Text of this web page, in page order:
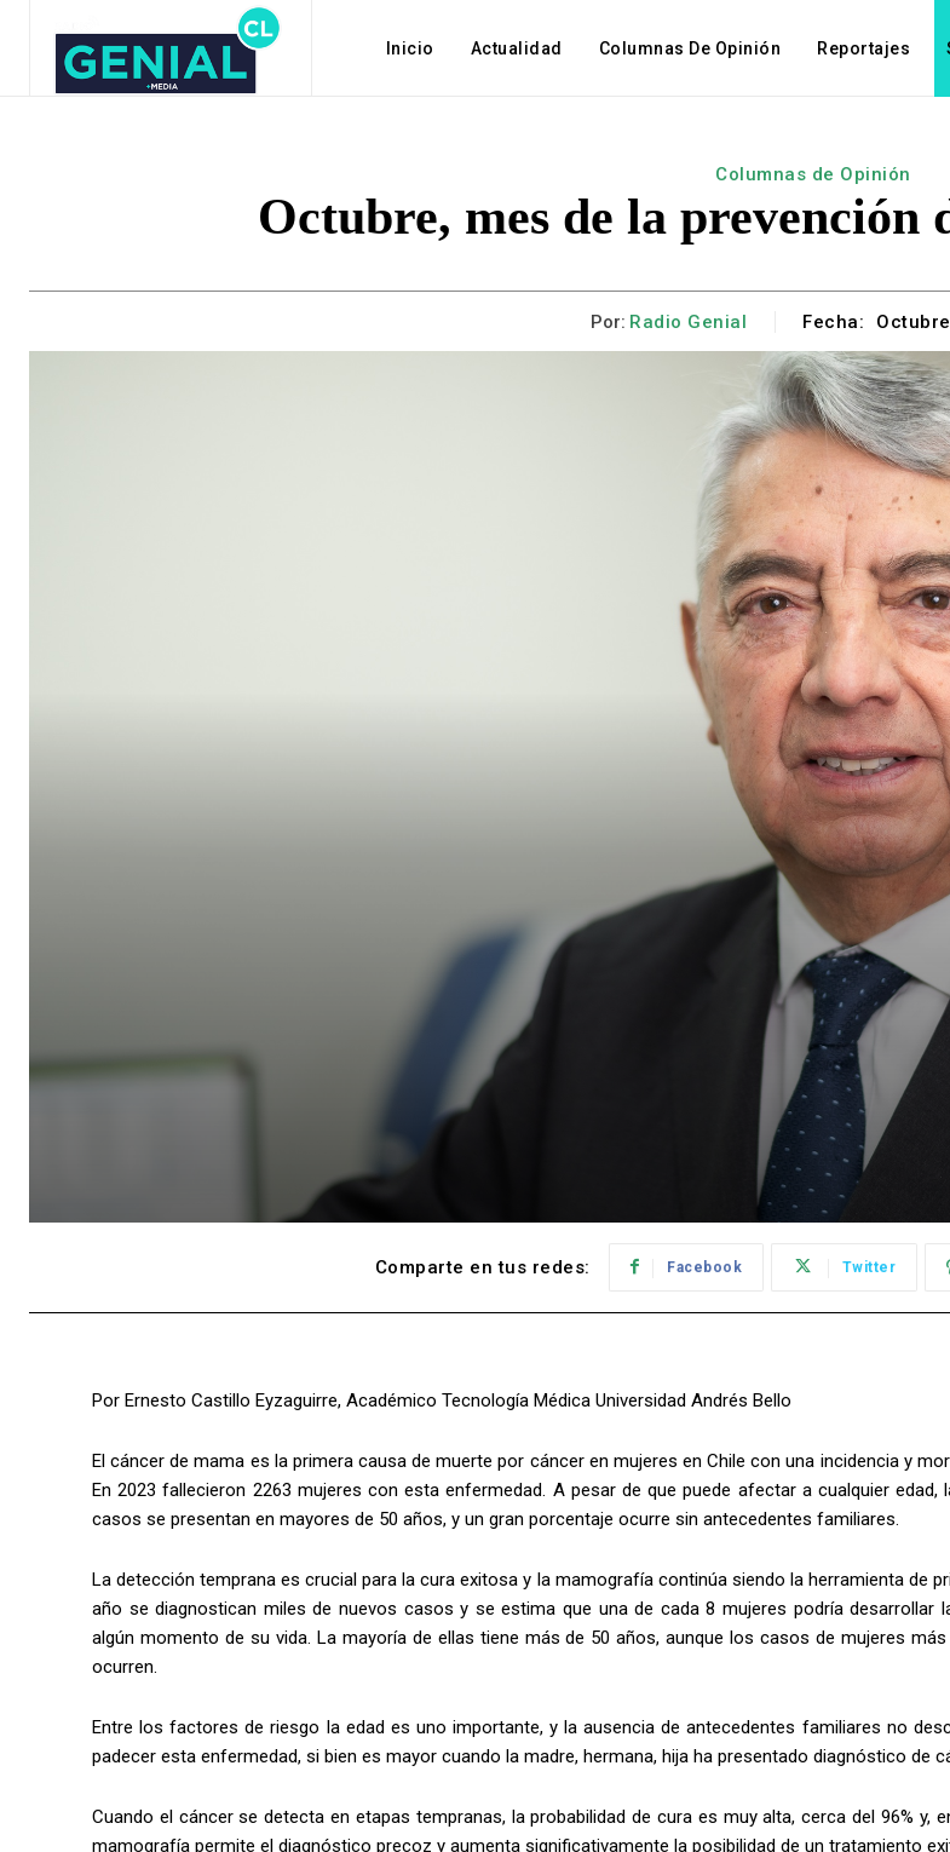
Inicio Actualidad Columnas De Opinión Reportajes
Columnas de Opinión
Octubre, mes de la prevención
Por: Radio Genial Fecha:
Comparte en tus redes: Facebook Twitter
Por Ernesto Castillo Eyzaguirre, Académico Tecnología Médica Universidad Andrés Bello
El cáncer de mama es la primera causa de muerte por cáncer en mujeres en Chile con una incidencia y
En 2023 fallecieron 2263 mujeres con esta enfermedad. A pesar de que puede afectar a cualquier edad,
casos se presentan en mayores de 50 años, y un gran porcentaje ocurre sin antecedentes familiares.
La detección temprana es crucial para la cura exitosa y la mamografía continúa siendo la herramienta de
año se diagnostican miles de nuevos casos y se estima que una de cada 8 mujeres podría desarrollar
algún momento de su vida. La mayoría de ellas tiene más de 50 años, aunque los casos de mujeres
ocurren.
Entre los factores de riesgo la edad es uno importante, y la ausencia de antecedentes familiares no
padecer esta enfermedad, si bien es mayor cuando la madre, hermana, hija ha presentado diagnóstico de
Cuando el cáncer se detecta en etapas tempranas, la probabilidad de cura es muy alta, cerca del 96% y,
mamografía permite el diagnóstico precoz y aumenta significativamente la posibilidad de un tratamiento